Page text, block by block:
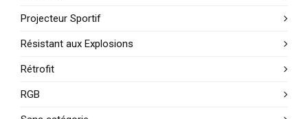
Projecteur Sportif
Résistant aux Explosions
Rétrofit
RGB